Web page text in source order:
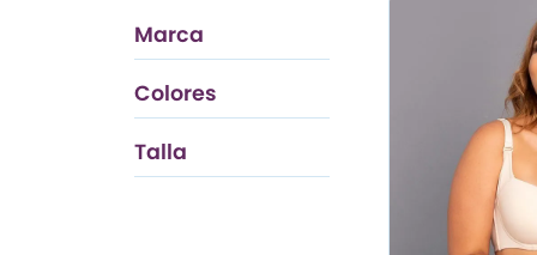
ACCESORIOS
LO MÁS VENDIDO
MATERNIDAD
Marca
CONTROL
Colores
Piel
Talla